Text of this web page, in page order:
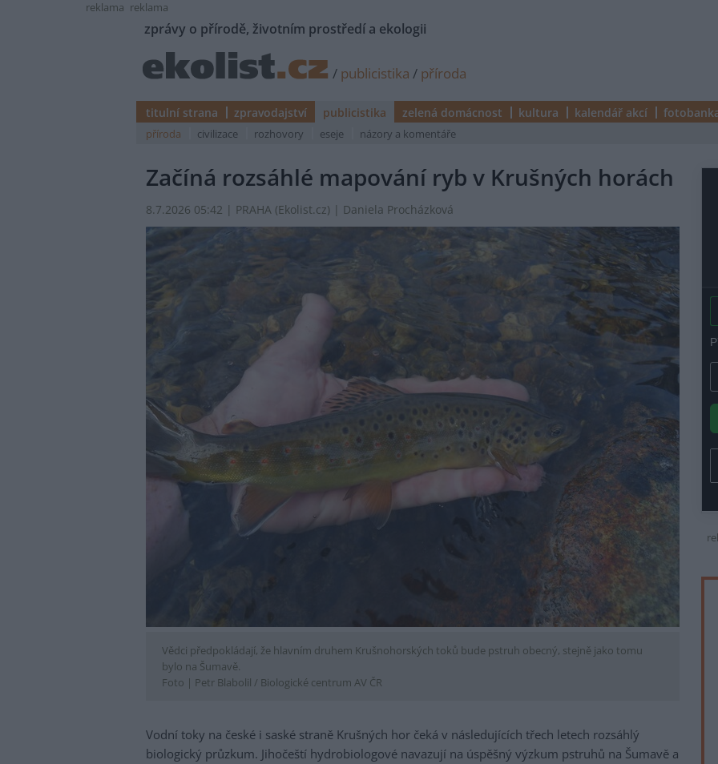
reklama reklama
zprávy o přírodě, životním prostředí a ekologii
/ publicistika / příroda
titulní strana zpravodajství publicistika zelená domácnost kultura kalendář akcí
příroda civilizace rozhovory eseje názory a komentáře
Začíná rozsáhlé mapování ryb v Krušných horách
8.7.2026 05:42 | PRAHA (Ekolist.cz) | Daniela Procházková
Vědci předpokládají, že hlavním druhem Krušnohorských toků bude pstruh obecný, stejně jako tomu
bylo na Šumavě.
Foto | Petr Blabolil / Biologické centrum AV ČR
Vodní toky na české i saské straně Krušných hor čeká v následujících třech letech rozsáhlý
biologický průzkum. Jihočeští hydrobiologové navazují na úspěšný výzkum pstruhů na Šumavě a